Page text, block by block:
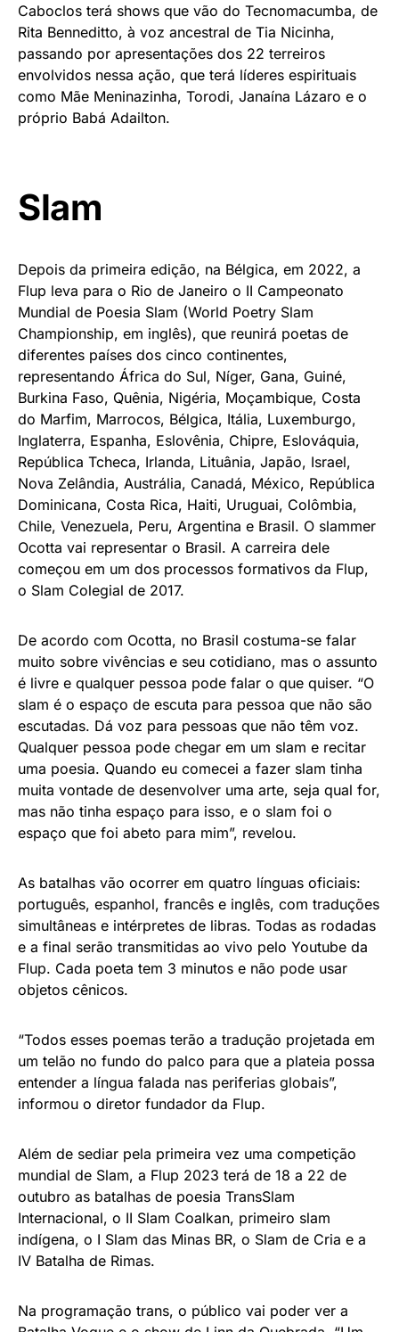
Caboclos terá shows que vão do Tecnomacumba, de
Rita Benneditto, à voz ancestral de Tia Nicinha,
passando por apresentações dos 22 terreiros
envolvidos nessa ação, que terá líderes espirituais
como Mãe Meninazinha, Torodi, Janaína Lázaro e o
próprio Babá Adailton.
Slam
Depois da primeira edição, na Bélgica, em 2022, a
Flup leva para o Rio de Janeiro o II Campeonato
Mundial de Poesia Slam (World Poetry Slam
Championship, em inglês), que reunirá poetas de
diferentes países dos cinco continentes,
representando África do Sul, Níger, Gana, Guiné,
Burkina Faso, Quênia, Nigéria, Moçambique, Costa
do Marfim, Marrocos, Bélgica, Itália, Luxemburgo,
Inglaterra, Espanha, Eslovênia, Chipre, Eslováquia,
República Tcheca, Irlanda, Lituânia, Japão, Israel,
Nova Zelândia, Austrália, Canadá, México, República
Dominicana, Costa Rica, Haiti, Uruguai, Colômbia,
Chile, Venezuela, Peru, Argentina e Brasil. O slammer
Ocotta vai representar o Brasil. A carreira dele
começou em um dos processos formativos da Flup,
o Slam Colegial de 2017.
De acordo com Ocotta, no Brasil costuma-se falar
muito sobre vivências e seu cotidiano, mas o assunto
é livre e qualquer pessoa pode falar o que quiser. “O
slam é o espaço de escuta para pessoa que não são
escutadas. Dá voz para pessoas que não têm voz.
Qualquer pessoa pode chegar em um slam e recitar
uma poesia. Quando eu comecei a fazer slam tinha
muita vontade de desenvolver uma arte, seja qual for,
mas não tinha espaço para isso, e o slam foi o
espaço que foi abeto para mim”, revelou.
As batalhas vão ocorrer em quatro línguas oficiais:
português, espanhol, francês e inglês, com traduções
simultâneas e intérpretes de libras. Todas as rodadas
e a final serão transmitidas ao vivo pelo Youtube da
Flup. Cada poeta tem 3 minutos e não pode usar
objetos cênicos.
“Todos esses poemas terão a tradução projetada em
um telão no fundo do palco para que a plateia possa
entender a língua falada nas periferias globais”,
informou o diretor fundador da Flup.
Além de sediar pela primeira vez uma competição
mundial de Slam, a Flup 2023 terá de 18 a 22 de
outubro as batalhas de poesia TransSlam
Internacional, o II Slam Coalkan, primeiro slam
indígena, o I Slam das Minas BR, o Slam de Cria e a
IV Batalha de Rimas.
Na programação trans, o público vai poder ver a